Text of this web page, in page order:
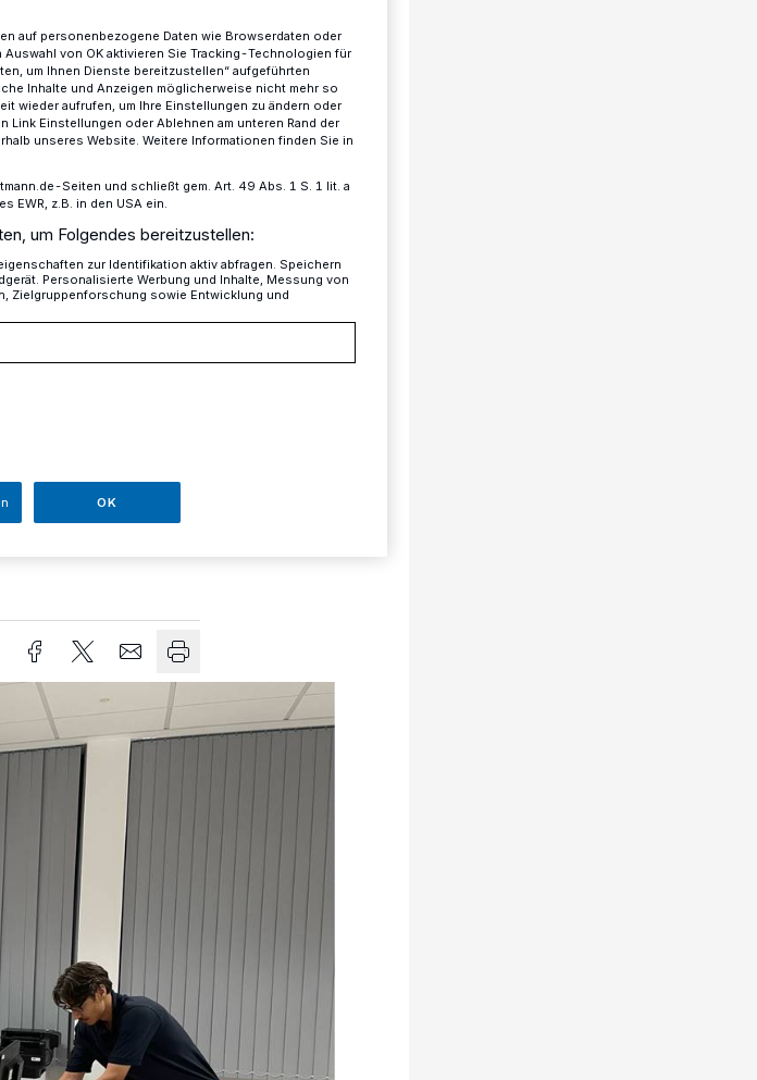
im
Rahmen des
und
auf personenbezogene Daten wie Browserdaten oder
Auswahl von OK aktivieren Sie Tracking-Technologien für
um Ihnen Dienste bereitzustellen“ aufgeführten
Inhalte und Anzeigen möglicherweise nicht mehr so
wieder aufrufen, um Ihre Einstellungen zu ändern oder
Link Einstellungen oder Ablehnen am unteren Rand der
unseres Website. Weitere Informationen finden Sie in
Seiten und schließt gem. Art. 49 Abs. 1 S. 1 lit. a
EWR, z.B. in den USA ein.
um Folgendes bereitzustellen:
zur Identifikation aktiv abfragen. Speichern
Personalisierte Werbung und Inhalte, Messung von
Zielgruppenforschung sowie Entwicklung und
OK